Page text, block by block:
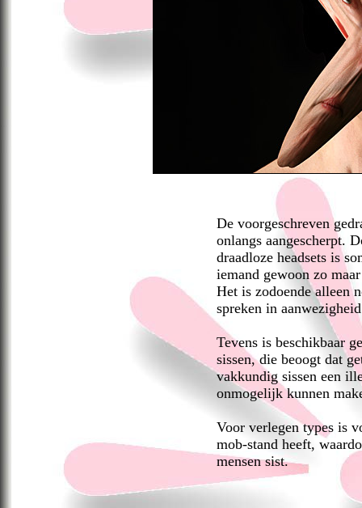
De voorgeschreven
onlangs aangescherpt.
draadloze headsets is
iemand gewoon zo
Het is zodoende alleen
spreken in
Tevens is beschikbaar
sissen, die beoogt dat
vakkundig sissen een
onmogelijk kunnen
Voor verlegen types is
mob-stand heeft,
mensen sist.